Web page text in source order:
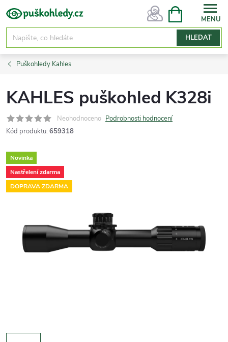
Přejít
na
obsah
HLEDAT
NÁKUPNÍ
Puškohledy Kahles
KAHLES puškohled K328i
Neohodnoceno Podrobnosti hodnocení
Kód produktu: 659318
Novinka
Nastřelení zdarma
DOPRAVA ZDARMA